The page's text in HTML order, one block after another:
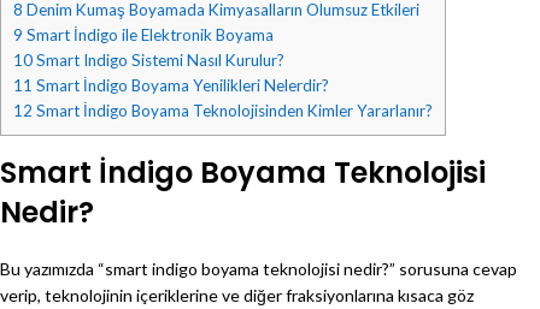
8 Denim Kumaş Boyamada Kimyasalların Olumsuz Etkileri
9 Smart İndigo ile Elektronik Boyama
10Smart Indigo Sistemi Nasıl Kurulur?
11 Smart İndigo Boyama Yenilikleri Nelerdir?
12 Smart İndigo Boyama Teknolojisinden Kimler Yararlanır?
Smart İndigo Boyama Teknolojisi
Nedir?
Bu yazımızda “smart indigo boyama teknolojisi nedir?” sorusuna cevap
verip, teknolojinin içeriklerine ve diğer fraksiyonlarına kısaca göz